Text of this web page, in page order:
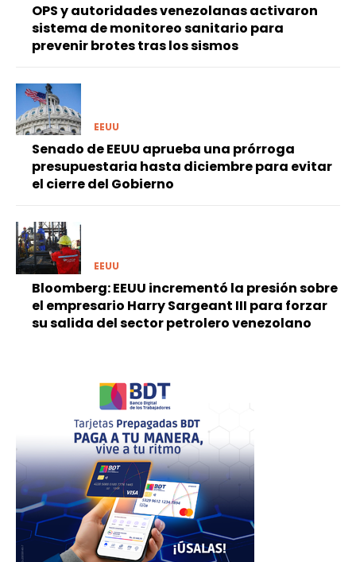
OPS y autoridades venezolanas activaron
sistema de monitoreo sanitario para
prevenir brotes tras los sismos
EEUU
Senado de EEUU aprueba una prórroga
presupuestaria hasta diciembre para evitar
el cierre del Gobierno
EEUU
Bloomberg: EEUU incrementó la presión sobre
el empresario Harry Sargeant III para forzar
su salida del sector petrolero venezolano